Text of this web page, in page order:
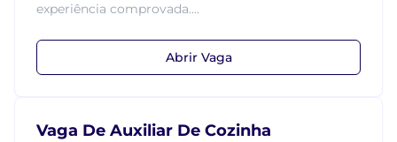
experiência comprovada....
Abrir Vaga
Vaga De Auxiliar De Cozinha